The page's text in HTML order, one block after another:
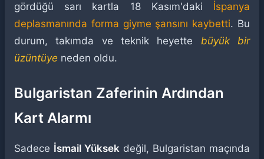
gördüğü sarı kartla 18 Kasım'daki İspanya
deplasmanında forma giyme şansını kaybetti. Bu
durum, takımda ve teknik heyette büyük bir
üzüntüye neden oldu.
Bulgaristan Zaferinin Ardından
Kart Alarmı
Sadece İsmail Yüksek değil, Bulgaristan maçında